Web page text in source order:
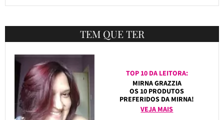
TEM QUE TER
TOP 10 DA LEITORA:
MIRNA GRAZZIA
OS 10 PRODUTOS
PREFERIDOS DA MIRNA!
VEJA MAIS